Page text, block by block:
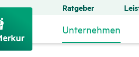
Ratgeber
Unternehmen